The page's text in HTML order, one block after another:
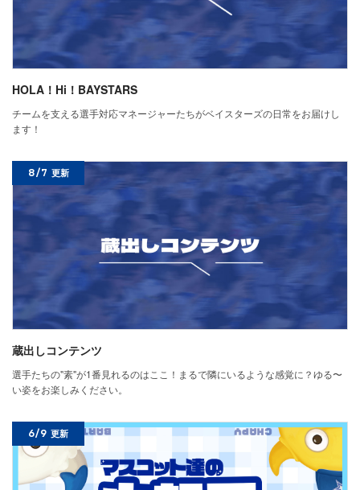
HOLA！Hi！BAYSTARS
チームを支える選手対応マネージャーたちがベイスターズの日常をお届けし
ます！
8/7 更新
蔵出しコンテンツ
選手たちの"素"が1番見れるのはここ！まるで隣にいるような感覚に？ゆる〜
い姿をお楽しみください。
6/9 更新